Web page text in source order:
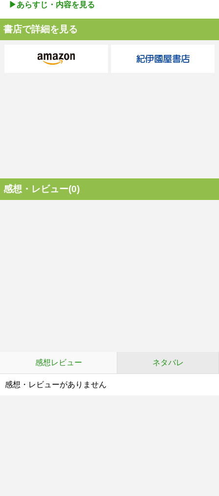
▶︎あらすじ・内容を見る
書店で詳細を見る
感想・レビュー(0)
感想レビュー ネタバレ
感想・レビューがありません